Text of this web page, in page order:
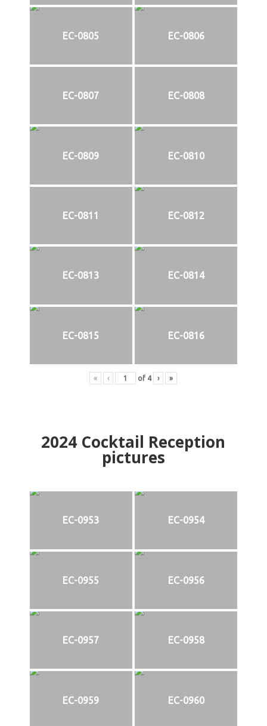
EC-0805 EC-0806
EC-0807 EC-0808
EC-0809 EC-0810
EC-0811 EC-0812
EC-0813 EC-0814
EC-0815 EC-0816
« ‹ of 4 › »
2024 Cocktail Reception
pictures
EC-0953 EC-0954
EC-0955 EC-0956
EC-0957 EC-0958
EC-0959 EC-0960